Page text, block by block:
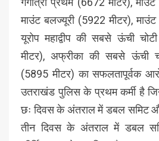
माउंट बलज्यूरी (5922 मीटर),
यूरोप महाद्वीप की सबसे ऊंची
मीटर), अफ्रीका की सबसे ऊंची
(5895 मीटर) का सफलतापूर्वक
उतराखंड पुलिस के प्रथम कर्मी है
छः दिवस के अंतराल में डबल समिट
तीन दिवस के अंतराल में डबल